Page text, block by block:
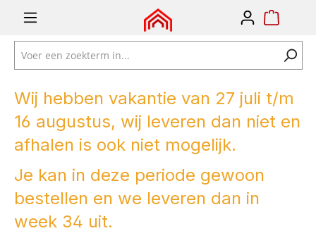
Ga naar de hoofdnavigatie
Wij hebben vakantie van 27 juli t/m
16 augustus, wij leveren dan niet en
afhalen is ook niet mogelijk.
Je kan in deze periode gewoon
bestellen en we leveren dan in
week 34 uit.